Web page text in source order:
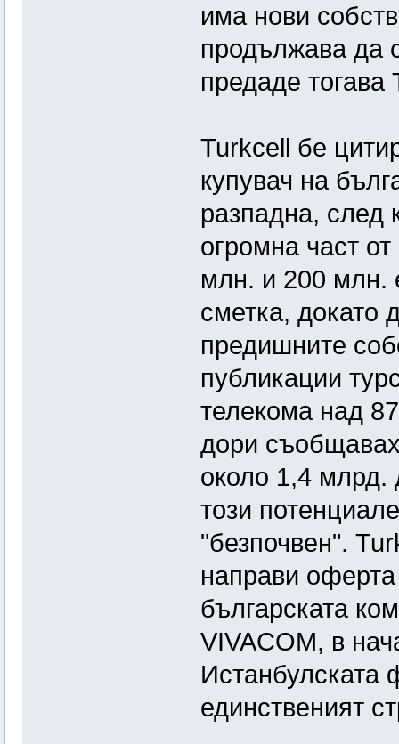
има нови
продължава да
предаде тогава
Turkcell бе
купувач на
разпадна, след
огромна част
млн. и 200 млн.
сметка, докато
предишните
публикации
телекома над
дори
около 1,4 млрд.
този
"безпочвен".
направи
българската
VIVACOM, в
Истанбулската
единственият